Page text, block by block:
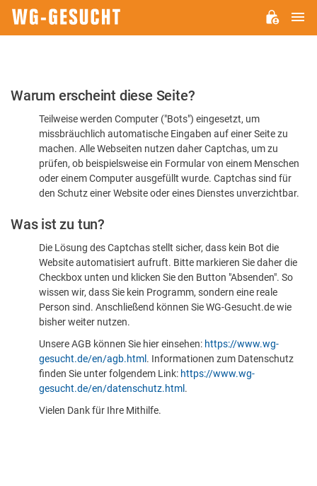
Bitte
dass
sind
Warum erscheint diese Seite?
Teilweise werden Computer ("Bots") eingesetzt, um
missbräuchlich automatische Eingaben auf einer Seite zu
machen. Alle Webseiten nutzen daher Captchas, um zu
prüfen, ob beispielsweise ein Formular von einem Menschen
oder einem Computer ausgefüllt wurde. Captchas sind für
den Schutz einer Website oder eines Dienstes unverzichtbar.
Was ist zu tun?
Die Lösung des Captchas stellt sicher, dass kein Bot die
Website automatisiert aufruft. Bitte markieren Sie daher die
Checkbox unten und klicken Sie den Button "Absenden". So
wissen wir, dass Sie kein Programm, sondern eine reale
Person sind. Anschließend können Sie WG-Gesucht.de wie
bisher weiter nutzen.
Unsere AGB können Sie hier einsehen: https://www.wg-
gesucht.de/en/agb.html . Informationen zum Datenschutz
finden Sie unter folgendem Link: https://www.wg-
gesucht.de/en/datenschutz.html .
Vielen Dank für Ihre Mithilfe.